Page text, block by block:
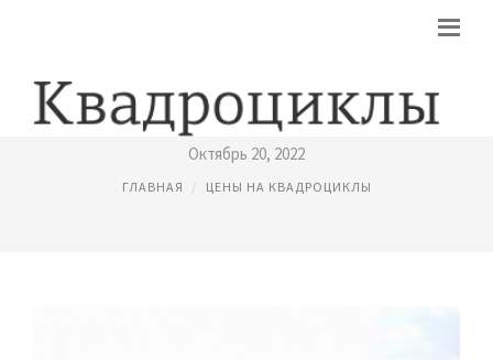
ФОТО КВАДРОЦИКЛ
Октябрь 20, 2022
ГЛАВНАЯ ЦЕНЫ НА КВАДРОЦИКЛЫ